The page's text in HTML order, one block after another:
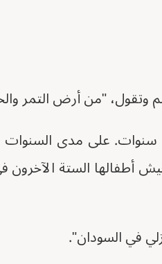
"من أرض التمر
أطفالها الستة الآخرون
في السودان".